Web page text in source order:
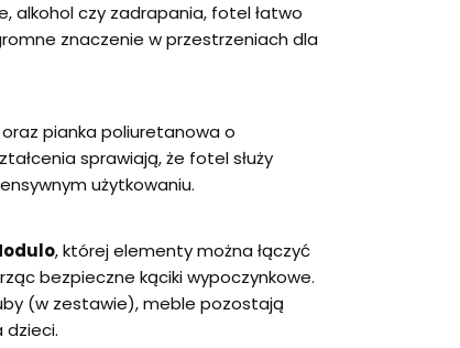
alkohol czy zadrapania, fotel łatwo
znaczenie w przestrzeniach dla
oraz pianka poliuretanowa o
sprawiają, że fotel służy
użytkowaniu.
, której elementy można łączyć
bezpieczne kąciki wypoczynkowe.
(w zestawie), meble pozostają
dzieci.